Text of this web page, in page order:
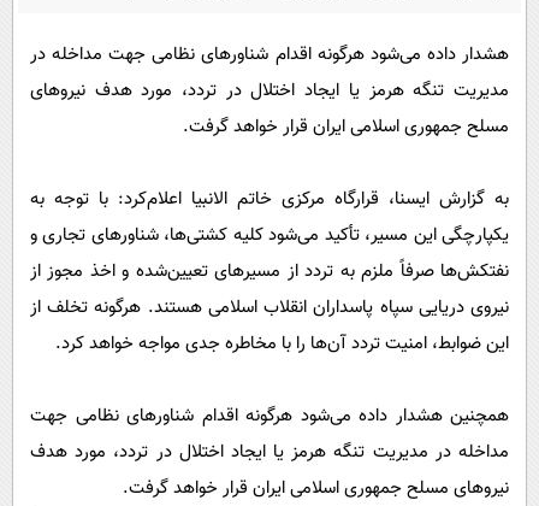
فناوری
حوادث
محیط زیست
سلامت
فرهنگی
اجتماعی
پیامک
دانلود
هشدار داده می‌شود هرگونه اقدام شناورهای نظامی جهت مداخله در
مدیریت تنگه هرمز یا ایجاد اختلال در تردد، مورد هدف نیروهای
مسلح جمهوری اسلامی ایران قرار خواهد گرفت.
به گزارش ایسنا، قرارگاه مرکزی خاتم الانبیا اعلام‌کرد: با توجه به
یکپارچگی این مسیر، تأکید می‌شود کلیه کشتی‌ها، شناورهای تجاری و
نفتکش‌ها صرفاً ملزم به تردد از مسیرهای تعیین‌شده و اخذ مجوز از
نیروی دریایی سپاه پاسداران انقلاب اسلامی هستند. هرگونه تخلف از
این ضوابط، امنیت تردد آن‌ها را با مخاطره جدی مواجه خواهد کرد.
همچنین هشدار داده می‌شود هرگونه اقدام شناورهای نظامی جهت
مداخله در مدیریت تنگه هرمز یا ایجاد اختلال در تردد، مورد هدف
نیروهای مسلح جمهوری اسلامی ایران قرار خواهد گرفت.